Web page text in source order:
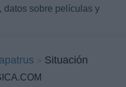
datos sobre películas y
Situación